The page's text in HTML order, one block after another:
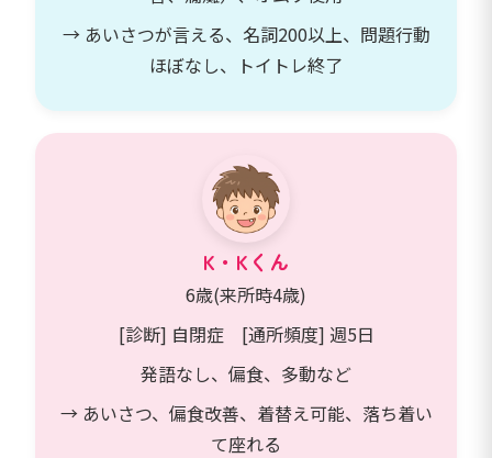
→ あいさつが言える、名詞200以上、問題行動
ほぼなし、トイトレ終了
K・Kくん
6歳(来所時4歳)
[診断] 自閉症 [通所頻度] 週5日
発語なし、偏食、多動など
→ あいさつ、偏食改善、着替え可能、落ち着い
て座れる